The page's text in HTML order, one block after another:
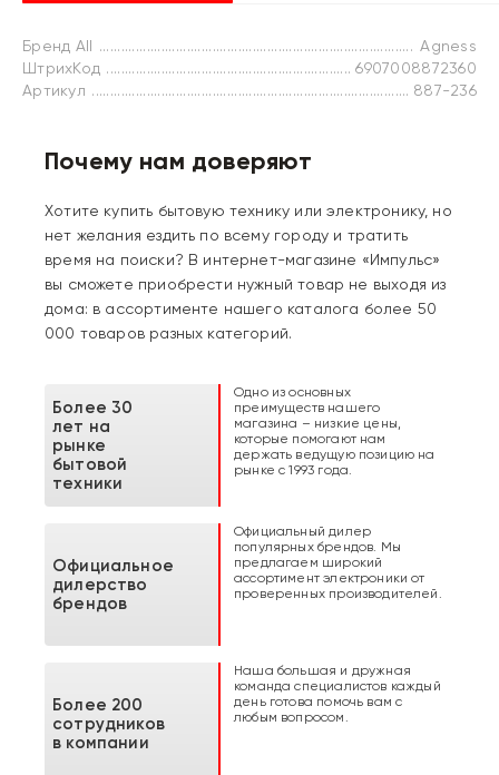
Бренд All
Agness
ШтрихКод
6907008872360
Артикул
887-236
Почему нам доверяют
Хотите купить бытовую технику или электронику, но
нет желания ездить по всему городу и тратить
время на поиски? В интернет-магазине «Импульс»
вы сможете приобрести нужный товар не выходя из
дома: в ассортименте нашего каталога более 50
000 товаров разных категорий.
Более 30
лет на
рынке
бытовой
техники
Одно из основных
преимуществ нашего
магазина – низкие цены,
которые помогают нам
держать ведущую позицию на
рынке с 1993 года.
Официальное
дилерство
брендов
Официальный дилер
популярных брендов. Мы
предлагаем широкий
ассортимент электроники от
проверенных производителей.
Более 200
сотрудников
в компании
Наша большая и дружная
команда специалистов каждый
день готова помочь вам с
любым вопросом.